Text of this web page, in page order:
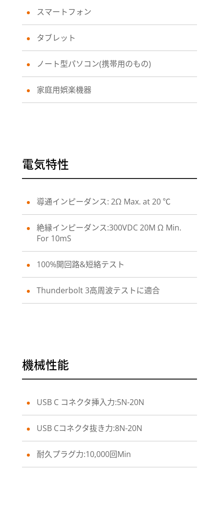
スマートフォン
タブレット
ノート型パソコン(携帯用のもの)
家庭用娯楽機器
電気特性
導通インピーダンス: 2Ω Max. at 20 ℃
絶縁インピーダンス:300VDC 20M Ω Min.
For 10mS
100%開回路&短絡テスト
Thunderbolt 3高周波テストに適合
機械性能
USB C コネクタ挿入力:5N-20N
USB Cコネクタ抜き力:8N-20N
耐久プラグ力:10,000回Min